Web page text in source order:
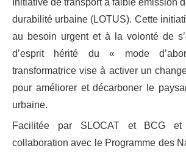
durabilité urbaine (LOTUS). Cette
au besoin urgent et à la volonté de
d’esprit hérité du « mode
transformatrice vise à activer un
pour améliorer et décarboner le
urbaine.
Facilitée par SLOCAT et BCG et
collaboration avec le Programme des